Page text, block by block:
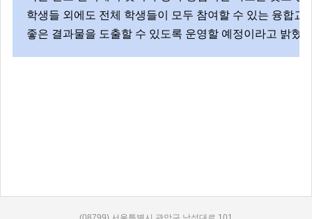
학생들 외에도 전체 학생들이 모두 참여할 수 있는 융합
좋은 결과물을 도출할 수 있도록 운영할 예정이라고 밝혔